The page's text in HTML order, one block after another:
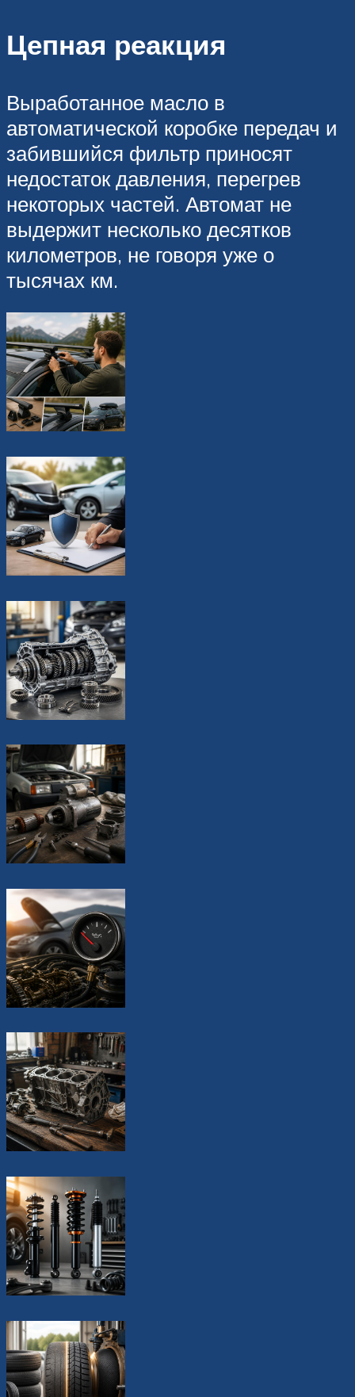
Цепная реакция
Выработанное масло в
автоматической коробке передач и
забившийся фильтр приносят
недостаток давления, перегрев
некоторых частей. Автомат не
выдержит несколько десятков
километров, не говоря уже о
тысячах км.